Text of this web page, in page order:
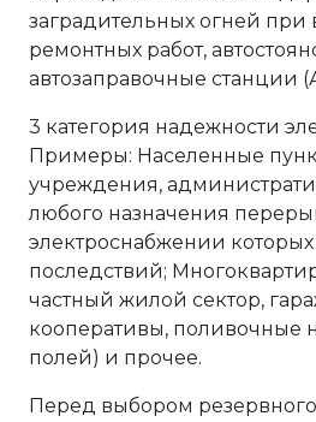
заградительных огней
ремонтных работ,
автозаправочные станции
3 категория надежности
Примеры: Населенные
учреждения,
любого назначения
электроснабжении которых
последствий;
частный жилой сектор,
кооперативы, поливочные
полей) и прочее.
Перед выбором